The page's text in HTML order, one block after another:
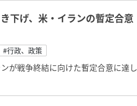
下げ、米・イランの暫定合意
#行政、政策
が戦争終結に向けた暫定合意に達し